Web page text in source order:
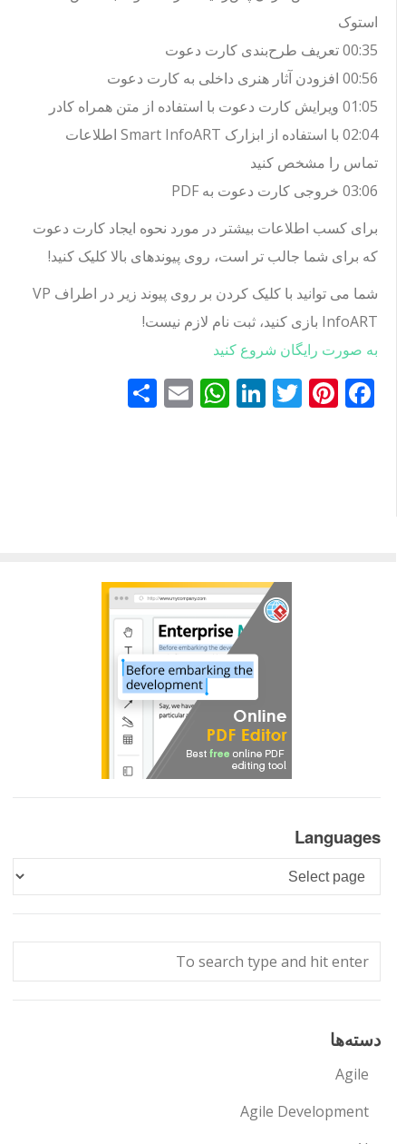
استوک
00:35 تعریف طرح‌بندی کارت دعوت
00:56 افزودن آثار هنری داخلی به کارت دعوت
01:05 ویرایش کارت دعوت با استفاده از متن همراه کادر
02:04 با استفاده از ابزارک Smart InfoART اطلاعات
تماس را مشخص کنید
03:06 خروجی کارت دعوت به PDF
برای کسب اطلاعات بیشتر در مورد نحوه ایجاد کارت دعوت
که برای شما جالب تر است، روی پیوندهای بالا کلیک کنید!
شما می توانید با کلیک کردن بر روی پیوند زیر در اطراف VP
InfoART بازی کنید، ثبت نام لازم نیست!
به صورت رایگان شروع کنید
Facebook
Pinterest
Twitter
LinkedIn
WhatsApp
Emailاشتراک
Languages
Languages
دسته‌ها
Agile
Agile Development